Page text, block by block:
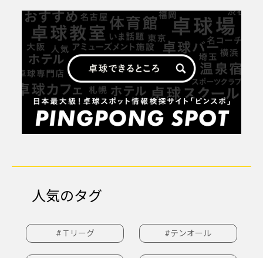
人気のタグ
#Ｔリーグ #テンオール